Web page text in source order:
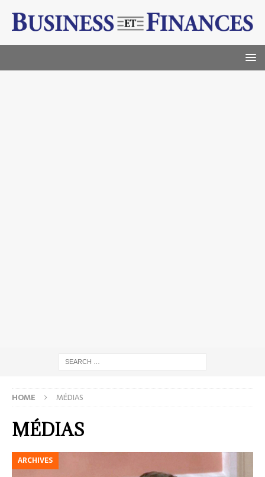
HOME MÉDIAS
MÉDIAS
ARCHIVES